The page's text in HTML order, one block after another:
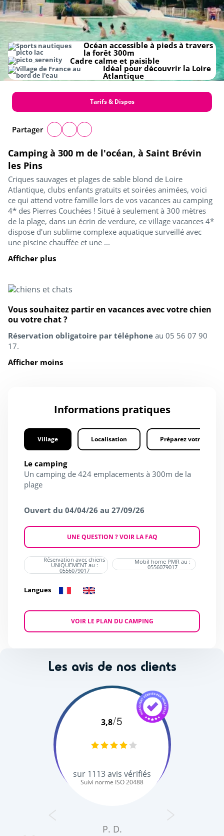
Camping à 300 m de l'océan, à Saint Brévin
les Pins
Criques sauvages et plages de sable blond de Loire
Atlantique, clubs enfants gratuits et soirées animées, voici
ce qui attend votre famille lors de vos vacances au camping
4* des Pierres Couchées ! Situé à seulement à 300 mètres
de la plage, dans un écrin de verdure, ce village vacances 4*
dispose d'un sublime complexe aquatique surveillé avec
une piscine chauffée et une ...
Afficher plus
Océan accessible à pieds à travers
la forêt 300m
Cadre calme et paisible
Idéal pour découvrir la Loire
Atlantique
Tarifs & Dispos
Partager
Vous souhaitez partir en vacances avec votre chien
ou votre chat ?
Réservation obligatoire par téléphone au 05 56 07 90
17.
Afficher moins
Informations pratiques
Village Localisation Préparez votre séjour
Le camping
Un camping de 424 emplacements à 300m de la
plage
Ouvert du 04/04/26 au 27/09/26
UNE QUESTION ? VOIR LA FAQ
Réservation avec chiens
UNIQUEMENT au :
0556079017
Mobil home PMR au :
0556079017
Langues
VOIR LE PLAN DU CAMPING
Les avis de nos clients
3,8/5
sur 1113avis vérifiés
Suivi norme ISO 20488
P. D.